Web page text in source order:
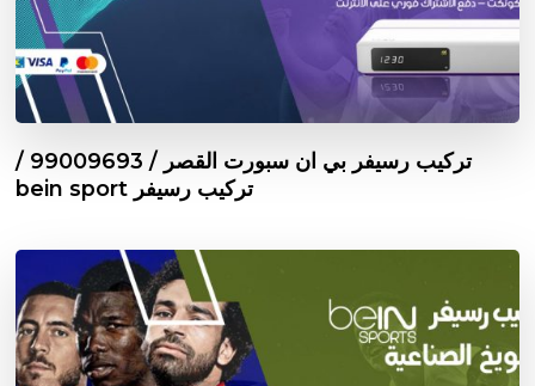
تركيب رسيفر بي ان سبورت القصر / 99009693 /
تركيب رسيفر bein sport